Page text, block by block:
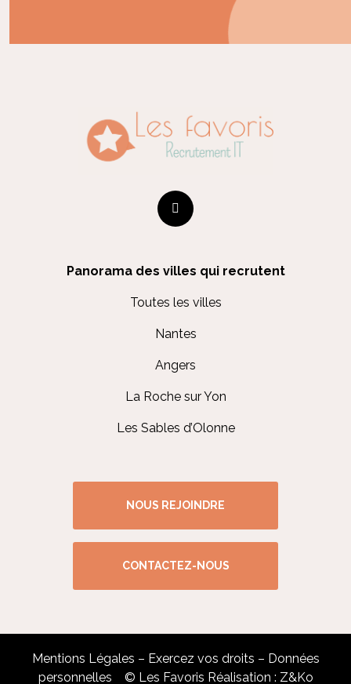
Panorama des villes qui recrutent
Toutes les villes
Nantes
Angers
La Roche sur Yon
Les Sables d’Olonne
NOUS REJOINDRE
CONTACTEZ-NOUS
Mentions Légales – Exercez vos droits – Données
personnelles © Les Favoris Réalisation : Z&Ko